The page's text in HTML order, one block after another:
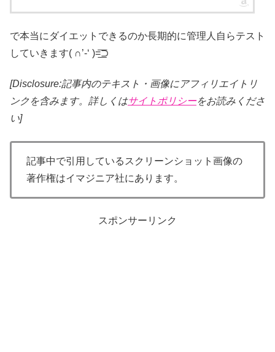
で本当にダイエットできるのか長期的に管理人自らテスト
していきます( ∩’-‘ )=͟͟͞͞⊃
[Disclosure:記事内のテキスト・画像にアフィリエイトリ
ンクを含みます。詳しくはサイトポリシーをお読みくださ
い]
記事中で引用しているスクリーンショット画像の
著作権はイマジニア社にあります。
スポンサーリンク